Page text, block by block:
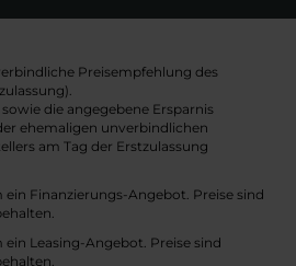
Preisempfehlung des
die angegebene Ersparnis
ehemaligen unverbindlichen
am Tag der Erstzulassung
ein Finanzierungs-Angebot. Preise sind
Leasing-Angebot. Preise sind